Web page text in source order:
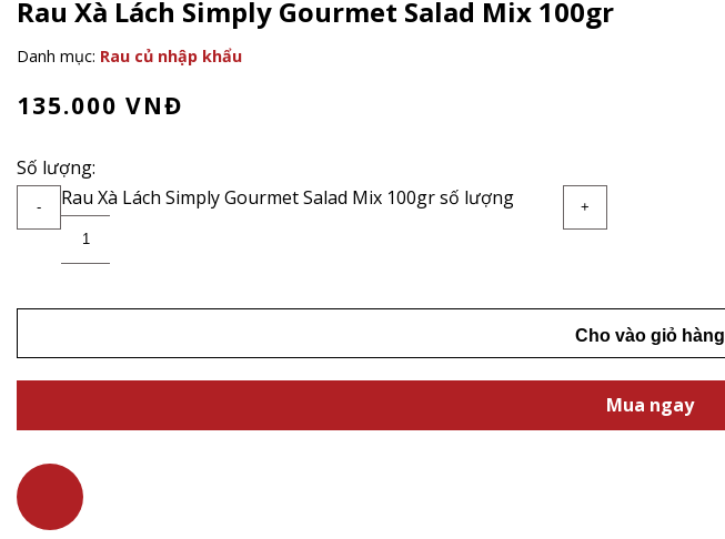
Rau Xà Lách Simply Gourmet Salad Mix 100gr
Danh mục: Rau củ nhập khẩu
135.000 VNĐ
Số lượng:
- Rau Xà Lách Simply Gourmet Salad Mix 100gr số lượng +
Cho vào giỏ hàng
Mua ngay